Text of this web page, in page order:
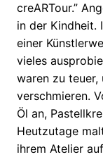
creARTour.”
in der Kindheit.
einer
vieles
waren zu
verschmieren.
Öl an,
Heutzutage
ihrem Atelier